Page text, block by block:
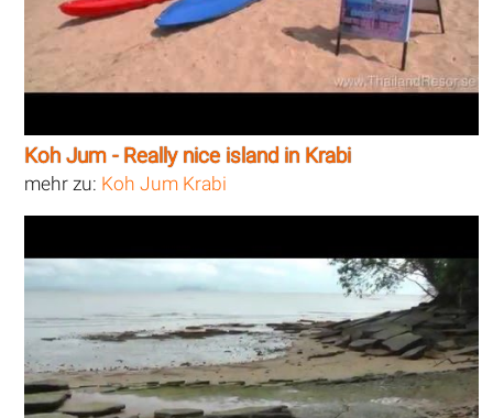
Koh Jum - Really nice island in Krabi
mehr zu: Koh Jum Krabi